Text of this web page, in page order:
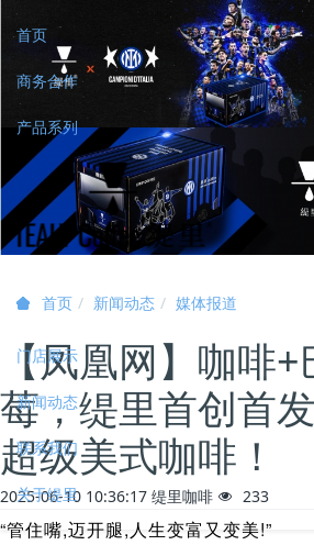
首页
商务合作
产品系列
门店展示
新闻动态
联系我们
关于缇里
首页 新闻动态 媒体报道
【凤凰网】咖啡
莓，缇里首创首
超级美式咖啡！
2025-06-10 10:36:17 缇里咖啡 233
“管住嘴,迈开腿,人生变富又变美!”